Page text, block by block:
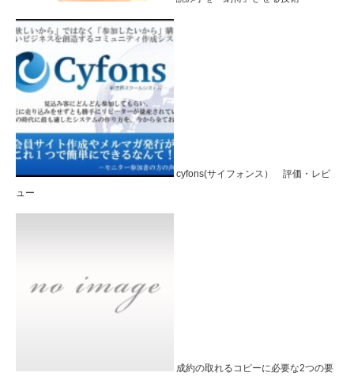
cyfons(サイフォンス） 評価・レビ
ュー
成約の取れるコピーに必要な2つの要